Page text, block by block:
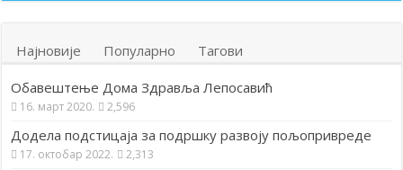
Најновије Популарно Тагови
Обавештење Дома Здравља Лепосавић
16. март 2020. 2,596
Додела подстицаја за подршку развоју пољопривреде
17. октобар 2022. 2,313